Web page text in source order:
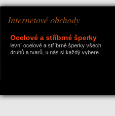
Internetové obchody
Ocelové a stříbrné šperky
levní ocelové a stříbrné šperky všech
druhů a tvarů, u nás si každý vybere